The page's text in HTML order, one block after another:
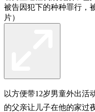
被告因犯下的种种罪行，
片）
以方便带12岁男童外出活
的父亲让儿子在他的家过